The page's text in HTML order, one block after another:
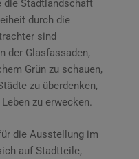
die Stadtlandschaft
durch die
sind
der Glasfassaden,
Grün zu schauen,
zu überdenken,
zu erwecken.
die Ausstellung im
auf Stadtteile,